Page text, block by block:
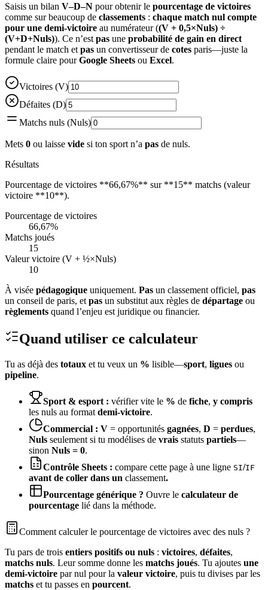
Saisis un bilan V–D–N pour obtenir le pourcentage de victoires
comme sur beaucoup de classements : chaque match nul compte
pour une demi-victoire au numérateur ((V + 0,5×Nuls) ÷
(V+D+Nuls)). Ce n’est pas une probabilité de gain en direct
pendant le match et pas un convertisseur de cotes paris—juste la
formule claire pourGoogle Sheets ou Excel.
Victoires (V)
Défaites (D)
Matchs nuls (Nuls)
Mets 0 ou laisse vide si ton sport n’a pas de nuls.
Résultats
Pourcentage de victoires **66,67%** sur **15** matchs (valeur
victoire **10**).
Pourcentage de victoires
66,67%
Matchs joués
15
Valeur victoire (V + ½×Nuls)
10
À visée pédagogique uniquement. Pas un classement officiel, pas
un conseil de paris, et pas un substitut aux règles de départage ou
règlements quand l’enjeu est juridique ou financier.
Quand utiliser ce calculateur
Tu as déjà des totaux et tu veux un % lisible—sport, ligues ou
pipeline.
Sport & esport : vérifier vite le % de fiche, y compris
les nuls au format demi-victoire.
Commercial : V = opportunités gagnées, D = perdues,
Nuls seulement si tu modélises de vrais statuts partiels—
sinon Nuls = 0.
Contrôle Sheets : compare cette page à une ligne SI/IF
avant de coller dans un classement.
Pourcentage générique ? Ouvre le calculateur de
pourcentage lié dans la méthode.
Comment calculer le pourcentage de victoires avec des nuls ?
Tu pars de trois entiers positifs ou nuls : victoires, défaites,
matchs nuls. Leur somme donne les matchs joués. Tu ajoutes une
demi-victoire par nul pour la valeur victoire, puis tu divises par les
matchs et tu passes en pourcent.